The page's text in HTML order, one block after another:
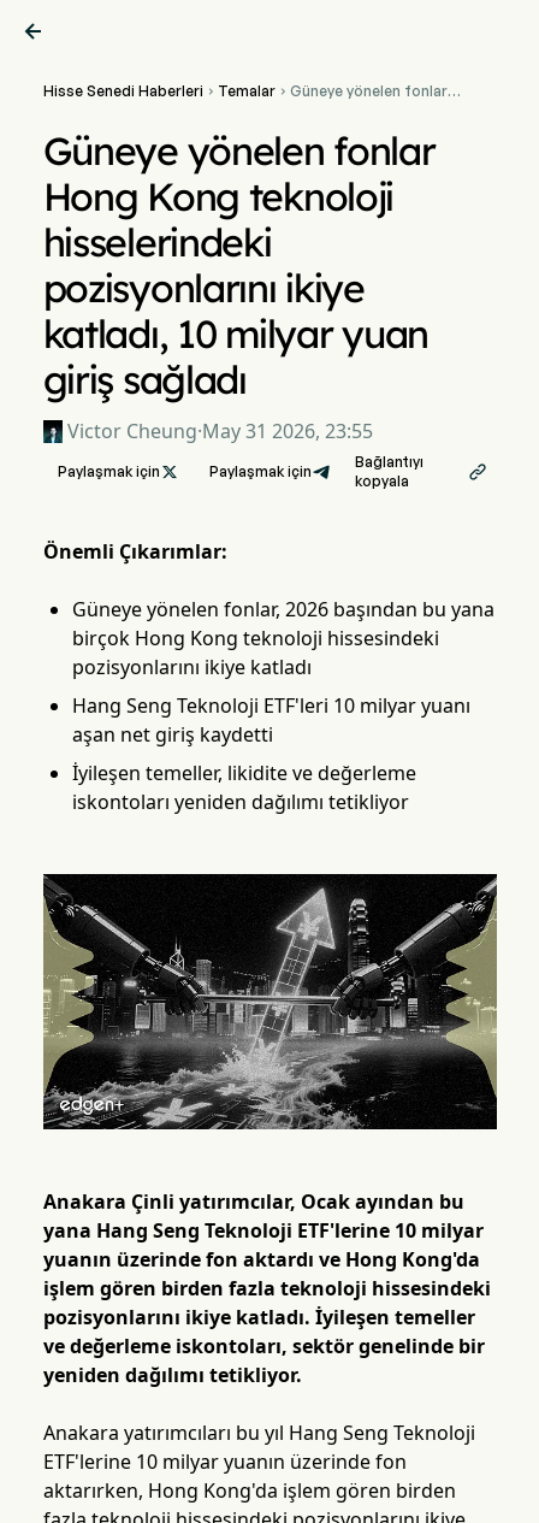

Hisse Senedi Haberleri  Temalar Güneye yönelen fonlar
pozisyonlarını ikiye katladı,
10 milyar yuan giriş sağladı
Güneye yönelen fonlar
Hong Kong teknoloji
hisselerindeki
pozisyonlarını ikiye
katladı, 10 milyar yuan
giriş sağladı
Victor Cheung·May 31 2026, 23:55
Paylaşmak için  Paylaşmak için
Bağlantıyı
kopyala

Önemli Çıkarımlar:
Güneye yönelen fonlar, 2026 başından bu yana
birçok Hong Kong teknoloji hissesindeki
pozisyonlarını ikiye katladı
Hang Seng Teknoloji ETF'leri 10 milyar yuanı
aşan net giriş kaydetti
İyileşen temeller, likidite ve değerleme
iskontoları yeniden dağılımı tetikliyor
Anakara Çinli yatırımcılar, Ocak ayından bu
yana Hang Seng Teknoloji ETF'lerine 10 milyar
yuanın üzerinde fon aktardı ve Hong Kong'da
işlem gören birden fazla teknoloji hissesindeki
pozisyonlarını ikiye katladı. İyileşen temeller
ve değerleme iskontoları, sektör genelinde bir
yeniden dağılımı tetikliyor.
Anakara yatırımcıları bu yıl Hang Seng Teknoloji
ETF'lerine 10 milyar yuanın üzerinde fon
aktarırken, Hong Kong'da işlem gören birden